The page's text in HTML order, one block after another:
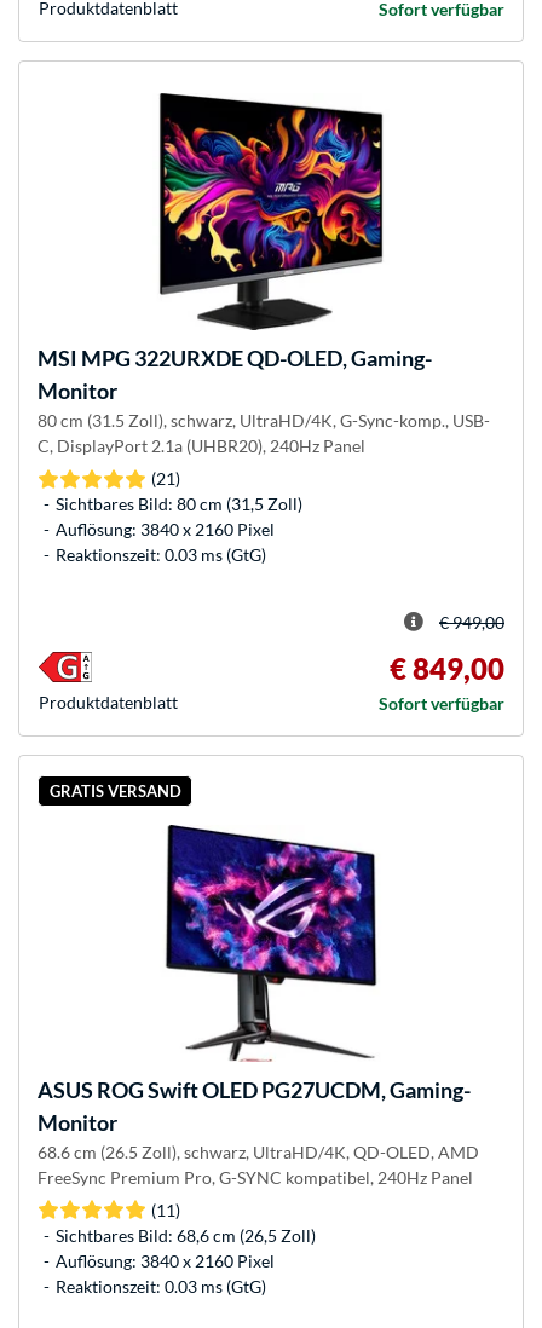
Sofort verfügbar
Produkt­datenblatt
MSI MPG 322URXDE QD-OLED, Gaming-
Monitor
80 cm (31.5 Zoll), schwarz, UltraHD/4K, G-Sync-komp., USB-
C, DisplayPort 2.1a (UHBR20), 240Hz Panel
(21)
Sichtbares Bild: 80 cm (31,5 Zoll)
Auflösung: 3840 x 2160 Pixel
Reaktionszeit: 0.03 ms (GtG)
€ 949,00
€ 849,00
Sofort verfügbar
Produkt­datenblatt
GRATIS VERSAND
ASUS ROG Swift OLED PG27UCDM, Gaming-
Monitor
68.6 cm (26.5 Zoll), schwarz, UltraHD/4K, QD-OLED, AMD
FreeSync Premium Pro, G-SYNC kompatibel, 240Hz Panel
(11)
Sichtbares Bild: 68,6 cm (26,5 Zoll)
Auflösung: 3840 x 2160 Pixel
Reaktionszeit: 0.03 ms (GtG)